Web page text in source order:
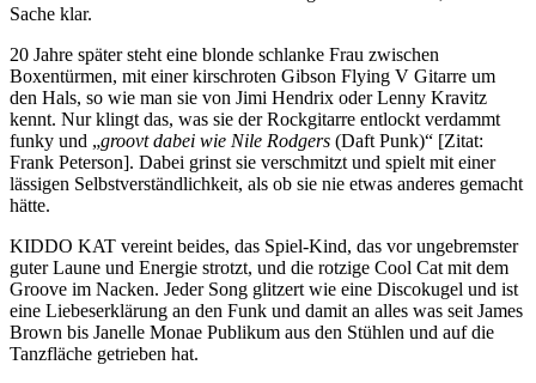
Sache klar.
20 Jahre später steht eine blonde schlanke Frau zwischen
Boxentürmen, mit einer kirschroten Gibson Flying V Gitarre um
den Hals, so wie man sie von Jimi Hendrix oder Lenny Kravitz
kennt. Nur klingt das, was sie der Rockgitarre entlockt verdammt
funky und „groovt dabei wie Nile Rodgers (Daft Punk)“ [Zitat:
Frank Peterson]. Dabei grinst sie verschmitzt und spielt mit einer
lässigen Selbstverständlichkeit, als ob sie nie etwas anderes gemacht
hätte.
KIDDO KAT vereint beides, das Spiel-Kind, das vor ungebremster
guter Laune und Energie strotzt, und die rotzige Cool Cat mit dem
Groove im Nacken. Jeder Song glitzert wie eine Discokugel und ist
eine Liebeserklärung an den Funk und damit an alles was seit James
Brown bis Janelle Monae Publikum aus den Stühlen und auf die
Tanzfläche getrieben hat.